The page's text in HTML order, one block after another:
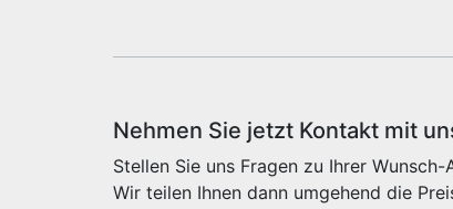
Nehmen Sie jetzt Kontakt mit
Stellen Sie uns Fragen zu Ihrer
Wir teilen Ihnen dann umgehend die